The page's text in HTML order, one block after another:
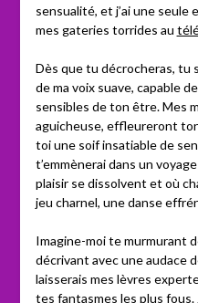
sensualité, et j’ai une seule
mes gateries torrides au
Dès que tu décrocheras, tu
de ma voix suave, capable
sensibles de ton être. Mes
aguicheuse, effleureront
toi une soif insatiable de
t’emmènerai dans un
plaisir se dissolvent et où
jeu charnel, une danse
Imagine-moi te murmurant
décrivant avec une audace
laisserais mes lèvres
tes fantasmes les plus fous.